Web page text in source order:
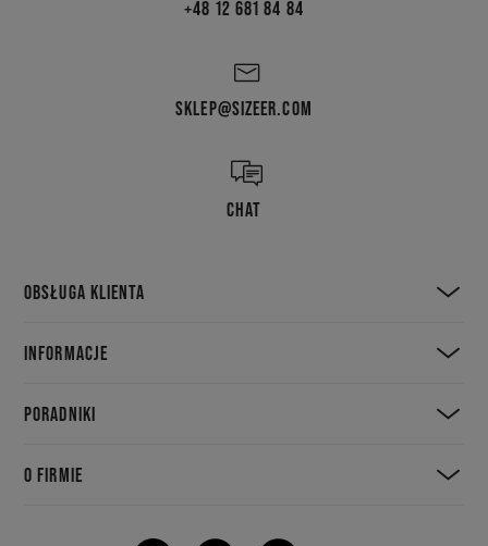
+48 12 681 84 84
SKLEP@SIZEER.COM
CHAT
OBSŁUGA KLIENTA
INFORMACJE
PORADNIKI
O FIRMIE